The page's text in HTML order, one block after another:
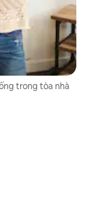
trong tòa nhà